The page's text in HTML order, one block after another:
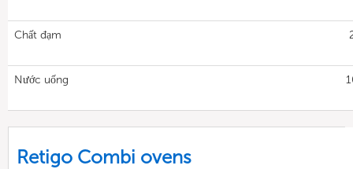
Chất đạm
Nước uống
Retigo Combi ovens